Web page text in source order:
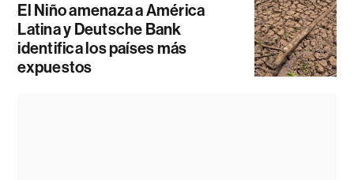
El Niño amenaza a América
Latina y Deutsche Bank
identifica los países más
expuestos